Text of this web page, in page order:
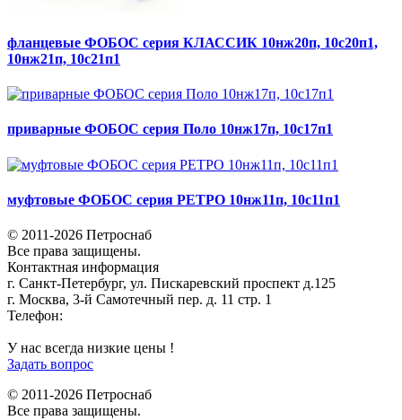
фланцевые ФОБОС серия КЛАССИК 10нж20п, 10с20п1,
10нж21п, 10с21п1
приварные ФОБОС серия Поло 10нж17п, 10с17п1
муфтовые ФОБОС серия РЕТРО 10нж11п, 10с11п1
© 2011-2026 Петроснаб
Все права защищены.
Контактная информация
г. Санкт-Петербург, ул. Пискаревский проспект д.125
г. Москва, 3-й Самотечный пер. д. 11 стр. 1
Телефон:
У нас всегда низкие цены !
Задать вопрос
© 2011-2026 Петроснаб
Все права защищены.